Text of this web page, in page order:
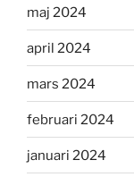
maj 2024
april 2024
mars 2024
februari 2024
januari 2024